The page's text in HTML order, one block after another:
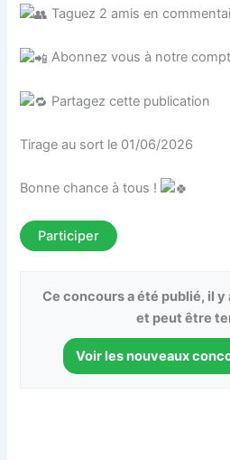
Taguez 2 amis en
Abonnez vous à notre
Partagez cette publication
Tirage au sort le 01/06/2026
Bonne chance à tous !
Participer
Ce concours a été publié, il
et peut être
Voir les nouveaux